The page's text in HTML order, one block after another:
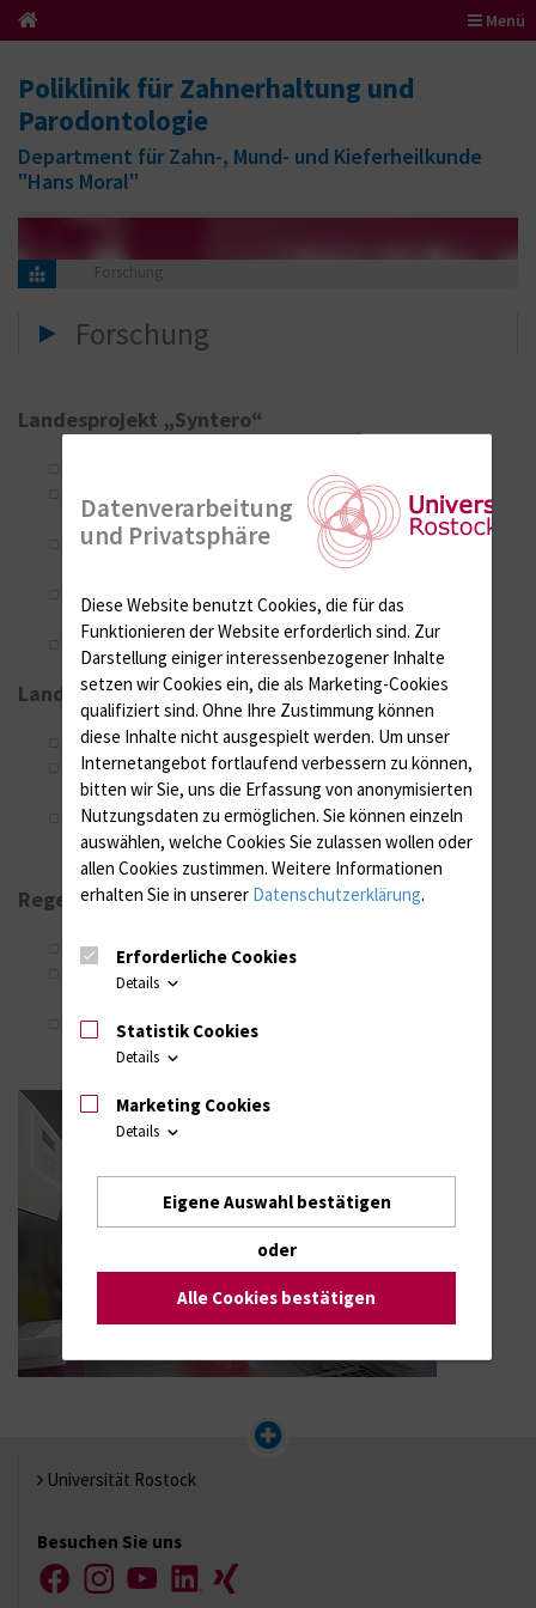
Menü
Poliklinik für Zahnerhaltung und
Parodontologie
Department für Zahn-, Mund- und Kieferheilkunde
"Hans Moral"
Forschung
Forschung
Landesprojekt „Syntero“
Microenvironment: Steuerung der Differenzierung durch
Wachstumsfaktoren, Trägermaterialien, Kombinationen
Pathways der Differenzierung / Lineage commitment
Nanopartikel-basierte Verfahren mit biodegradierbaren
Partikeln
Klinische Implementierung: Techniksensitivität
Landesgraduiertenförderung MV
Wiederherstellung parodontaler Strukturen
Vergleich Zell-gestützte Verfahren mit
Knochenersatzmaterialien
Enhancement durch zusätzliche Anwendung von
Wachstumsfaktoren
Regenerative Rezessionsdeckung
Deckungmukogingivaler Rezessionen
Trägermaterialien
Klinische Verfahrenstechniken
Universität Rostock
Besuchen Sie uns
FacebookInstagramYouTubeLinkedIn
Xing
Datenverarbeitung
und Privatsphäre
Diese Website benutzt Cookies, die für das
Funktionieren der Website erforderlich sind. Zur
Darstellung einiger interessenbezogener Inhalte
setzen wir Cookies ein, die als Marketing-Cookies
qualifiziert sind. Ohne Ihre Zustimmung können
diese Inhalte nicht ausgespielt werden. Um unser
Internetangebot fortlaufend verbessern zu können,
bitten wir Sie, uns die Erfassung von anonymisierten
Nutzungsdaten zu ermöglichen. Sie können einzeln
auswählen, welche Cookies Sie zulassen wollen oder
allen Cookies zustimmen. Weitere Informationen
erhalten Sie in unserer Datenschutzerklärung.
Erforderliche Cookies
Details
Statistik Cookies
Details
Marketing Cookies
Details
Eigene Auswahl bestätigen
oder
Alle Cookies bestätigen